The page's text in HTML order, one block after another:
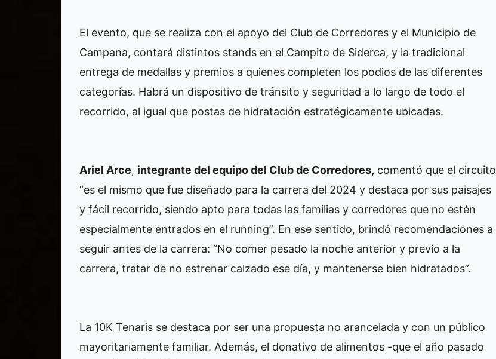
El evento, que se realiza con el apoyo del Club de Corredores y el Municipio de
Campana, contará distintos stands en el Campito de Siderca, y la tradicional
entrega de medallas y premios a quienes completen los podios de las diferentes
categorías. Habrá un dispositivo de tránsito y seguridad a lo largo de todo el
recorrido, al igual que postas de hidratación estratégicamente ubicadas.
Ariel Arce, integrante del equipo del Club de Corredores, comentó que el circuito
“es el mismo que fue diseñado para la carrera del 2024 y destaca por sus paisajes
y fácil recorrido, siendo apto para todas las familias y corredores que no estén
especialmente entrados en el running”. En ese sentido, brindó recomendaciones a
seguir antes de la carrera: “No comer pesado la noche anterior y previo a la
carrera, tratar de no estrenar calzado ese día, y mantenerse bien hidratados”.
La 10K Tenaris se destaca por ser una propuesta no arancelada y con un público
mayoritariamente familiar. Además, el donativo de alimentos -que el año pasado